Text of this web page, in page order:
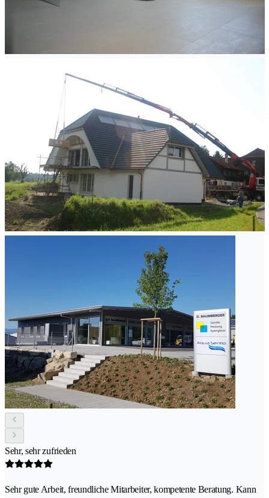
Sehr, sehr zufrieden
Sehr gute Arbeit, freundliche Mitarbeiter, kompetente Beratung. Kann